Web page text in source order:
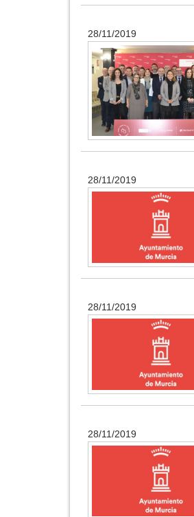
28/11/2019
28/11/2019
28/11/2019
28/11/2019